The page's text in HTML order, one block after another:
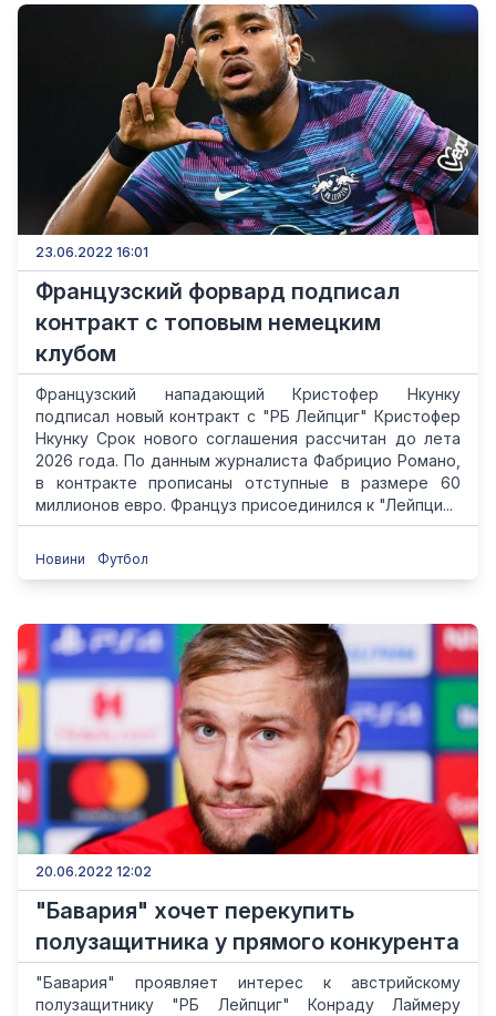
23.06.2022 16:01
Французский форвард подписал
контракт с топовым немецким
клубом
Французский нападающий Кристофер Нкунку
подписал новый контракт с "РБ Лейпциг" Кристофер
Нкунку Срок нового соглашения рассчитан до лета
2026 года. По данным журналиста Фабрицио Романо,
в контракте прописаны отступные в размере 60
миллионов евро. Француз присоединился к "Лейпци...
Новини Футбол
20.06.2022 12:02
"Бавария" хочет перекупить
полузащитника у прямого конкурента
"Бавария" проявляет интерес к австрийскому
полузащитнику "РБ Лейпциг" Конраду Лаймеру